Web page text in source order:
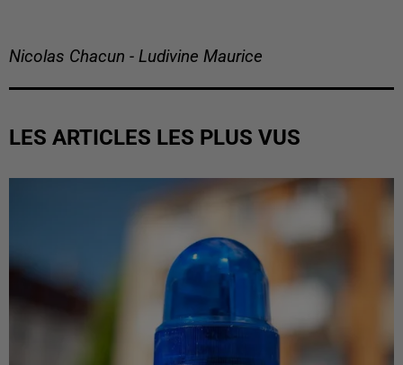
Nicolas Chacun - Ludivine Maurice
LES ARTICLES LES PLUS VUS